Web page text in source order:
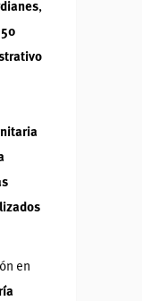
,
en